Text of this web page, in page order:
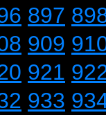
897
909
921
933